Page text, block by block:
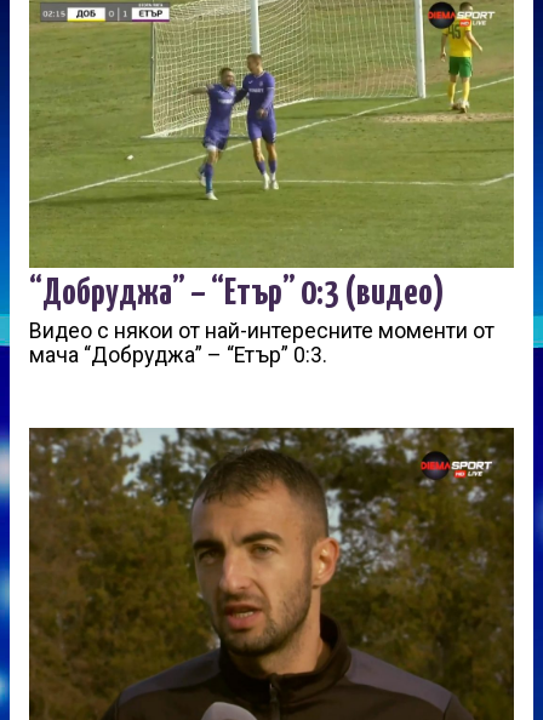
“Добруджа” – “Етър” 0:3 (видео)
Видео с някои от най-интересните моменти от
мача “Добруджа” – “Етър” 0:3.